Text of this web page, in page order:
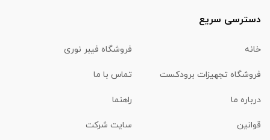
دسترسی سریع
خانه فروشگاه فیبر نوری
فروشگاه تجهیزات برودکست تماس با ما
درباره ما راهنما
قوانین سایت شرکت